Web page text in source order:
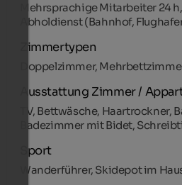
Mehrsprachige Mitarbeiter 24
Abholdienst (Bahnhof,
Zimmertypen
Doppelzimmer,
Ausstattung Zimmer /
TV, Bettwäsche, Haartrockner,
Badezimmer mit Bidet,
Sport
Wanderführer, Skidepot im